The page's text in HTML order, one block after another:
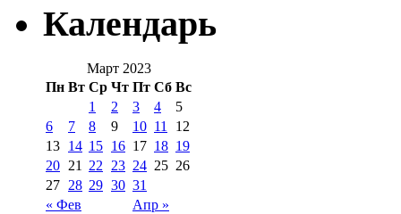
Календарь
Март 2023
Пн Вт Ср Чт Пт Сб Вс
« Фев Апр »
1 2 3 4
5
6
7 8 9 10 11
12
13 14 15 16 17 18 19
20 21 22 23 24 25 26
27 28 29 30 31